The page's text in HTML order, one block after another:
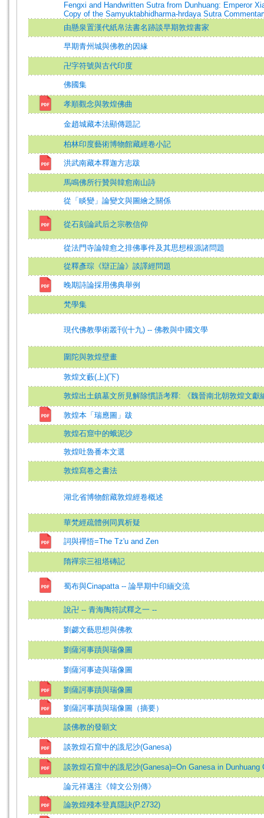
Fengxi and Handwritten Sutra from Dunhuang: Emperor
Copy of the Samyuktabhidharma-hrdaya Sutra
由懸泉置漢代紙帛法書名跡談早期敦煌書家
早期青州城與佛教的因緣
卍字符號與古代印度
佛國集
孝順觀念與敦煌佛曲
金趙城藏本法顯傳題記
柏林印度藝術博物館藏經卷小記
洪武南藏本釋迦方志跋
馬鳴佛所行贊與韓愈南山詩
從「睒變」論變文與圖繪之關係
從石刻論武后之宗教信仰
從法門寺論韓愈之排佛事件及其思想根源諸問題
從釋彥琮《辯正論》談譯經問題
晚期詩論採用佛典舉例
梵學集
現代佛教學術叢刊(十九) -- 佛教與中國文學
圍陀與敦煌壁畫
敦煌文藪(上)(下)
敦煌出土鎮墓文所見解除慣語考釋: 《魏晉南北朝敦煌文獻
敦煌本「瑞應圖」跋
敦煌石窟中的蛾泥沙
敦煌吐魯番本文選
敦煌寫卷之書法
湖北省博物館藏敦煌經卷概述
華梵經疏體例同異析疑
詞與禪悟=The Tz'u and Zen
隋禪宗三祖塔磚記
蜀布與Cinapatta -- 論早期中印緬交流
說卍 -- 青海陶符試釋之一 --
劉勰文藝思想與佛教
劉薩河事蹟與瑞像圖
劉薩河事迹與瑞像圖
劉薩訶事蹟與瑞像圖
劉薩訶事蹟與瑞像圖（摘要）
談佛教的發願文
談敦煌石窟中的誐尼沙(Ganesa)
談敦煌石窟中的誐尼沙(Ganesa)=On Ganesa in Dunhuang
論元祥邁注《韓文公別傳》
論敦煌殘本登真隱訣(P.2732)